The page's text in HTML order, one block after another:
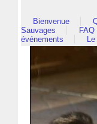
Bienvenue
Sauvages
événements